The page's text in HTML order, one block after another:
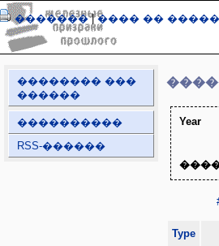
�������|���� ��
�������� ���
������
����������
RSS-������
Year
Type